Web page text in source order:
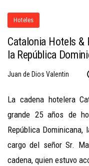
Hoteles
Catalonia Hotels &
la República
Juan de Dios Valentin
La cadena hotelera
grande 25 años de
República
cargo del señor Sr.
cadena, quien estuvo